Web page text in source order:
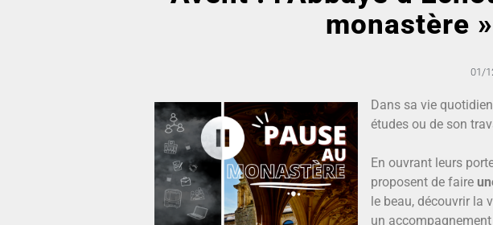
monastère
01/
Dans sa vie
études ou de son
En ouvrant leurs
proposent de faire
le beau, découvrir la
un